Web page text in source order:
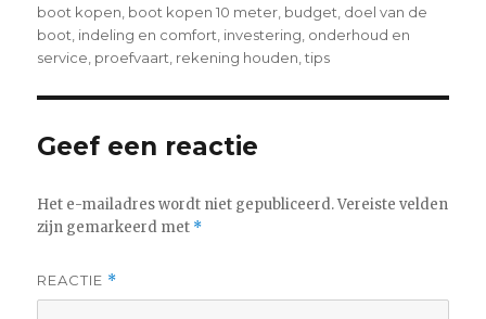
boot kopen boot kopen 10 meter budget doel van de
boot indeling en comfort investering onderhoud en
service proefvaart rekening houden ,tips
Geef een reactie
Het e-mailadres wordt niet gepubliceerd. Vereiste velden
zijn gemarkeerd met *
REACTIE *